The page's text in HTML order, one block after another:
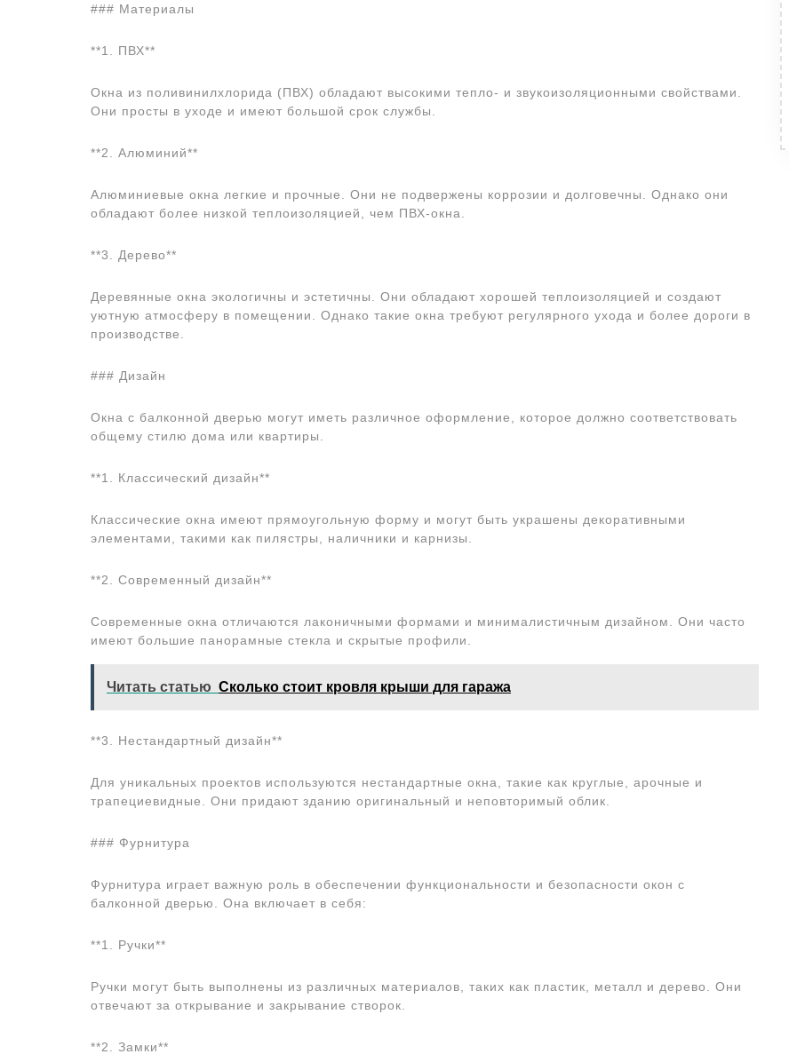
### Материалы
**1. ПВХ**
Окна из поливинилхлорида (ПВХ) обладают высокими тепло- и звукоизоляционными свойствами.
Они просты в уходе и имеют большой срок службы.
**2. Алюминий**
Алюминиевые окна легкие и прочные. Они не подвержены коррозии и долговечны. Однако они
обладают более низкой теплоизоляцией, чем ПВХ-окна.
**3. Дерево**
Деревянные окна экологичны и эстетичны. Они обладают хорошей теплоизоляцией и создают
уютную атмосферу в помещении. Однако такие окна требуют регулярного ухода и более дороги в
производстве.
### Дизайн
Окна с балконной дверью могут иметь различное оформление, которое должно соответствовать
общему стилю дома или квартиры.
**1. Классический дизайн**
Классические окна имеют прямоугольную форму и могут быть украшены декоративными
элементами, такими как пилястры, наличники и карнизы.
**2. Современный дизайн**
Современные окна отличаются лаконичными формами и минималистичным дизайном. Они часто
имеют большие панорамные стекла и скрытые профили.
Читать статью Сколько стоит кровля крыши для гаража
**3. Нестандартный дизайн**
Для уникальных проектов используются нестандартные окна, такие как круглые, арочные и
трапециевидные. Они придают зданию оригинальный и неповторимый облик.
### Фурнитура
Фурнитура играет важную роль в обеспечении функциональности и безопасности окон с
балконной дверью. Она включает в себя:
**1. Ручки**
Ручки могут быть выполнены из различных материалов, таких как пластик, металл и дерево. Они
отвечают за открывание и закрывание створок.
**2. Замки**